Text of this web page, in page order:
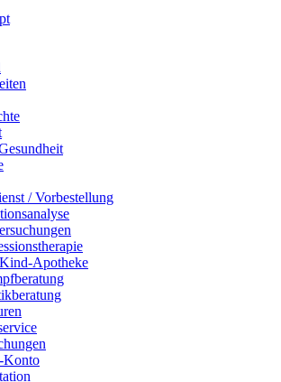
/ Vorbestellung
Apotheke
Konto